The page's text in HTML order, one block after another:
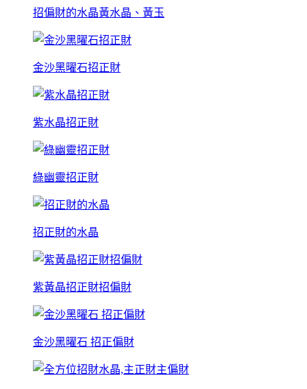
招偏財的水晶黃水晶、黃玉
金沙黑曜石招正財
紫水晶招正財
綠幽靈招正財
招正財的水晶
紫黃晶招正財招偏財
金沙黑曜石 招正偏財